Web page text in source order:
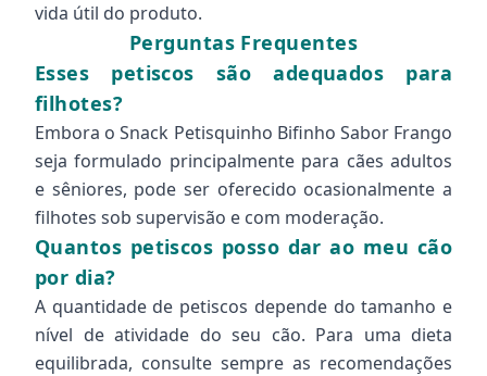
vida útil do produto.
Perguntas Frequentes
Esses petiscos são adequados para
filhotes?
Embora o Snack Petisquinho Bifinho Sabor Frango
seja formulado principalmente para cães adultos
e sêniores, pode ser oferecido ocasionalmente a
filhotes sob supervisão e com moderação.
Quantos petiscos posso dar ao meu cão
por dia?
A quantidade de petiscos depende do tamanho e
nível de atividade do seu cão. Para uma dieta
equilibrada, consulte sempre as recomendações